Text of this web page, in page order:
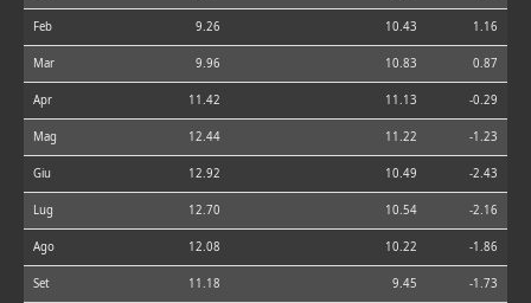
Feb 9.26 10.43 1.16
Mar 9.96 10.83 0.87
Apr 11.42 11.13 -0.29
Mag 12.44 11.22 -1.23
Giu 12.92 10.49 -2.43
Lug 12.70 10.54 -2.16
Ago 12.08 10.22 -1.86
Set 11.18 9.45 -1.73